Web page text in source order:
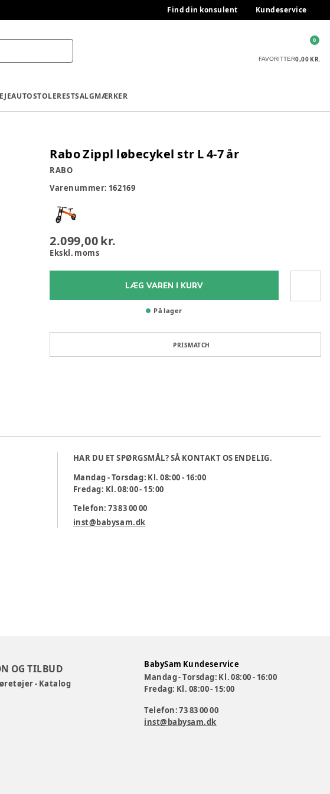
Find din konsulent Kundeservice
FAVORITTER0,00 KR.
0
AUTOSTOLERESTSALGMÆRKER
Rabo Zippl løbecykel str L 4-7 år
RABO
Varenummer: 162169
2.099,00 kr.
Ekskl. moms
LÆG VAREN I KURV
På lager
PRISMATCH
HAR DU ET SPØRGSMÅL? SÅ KONTAKT OS ENDELIG.
Mandag - Torsdag: Kl. 08:00 - 16:00
Fredag: Kl. 08:00 - 15:00
Telefon: 73 83 00 00
inst@babysam.dk
OG TILBUD
- Katalog
BabySam Kundeservice
Mandag - Torsdag: Kl. 08:00 - 16:00
Fredag: Kl. 08:00 - 15:00
Telefon: 73 83 00 00
inst@babysam.dk